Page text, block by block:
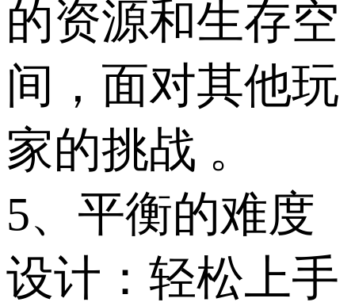
的资源和生存空
间，面对其他玩
家的挑战 。
5、平衡的难度
设计：轻松上手